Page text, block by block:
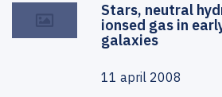
Stars, neutral
ionsed gas in
galaxies
11 april 2008